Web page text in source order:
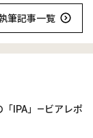
筆記事一覧
「IPA」―ビアレポ